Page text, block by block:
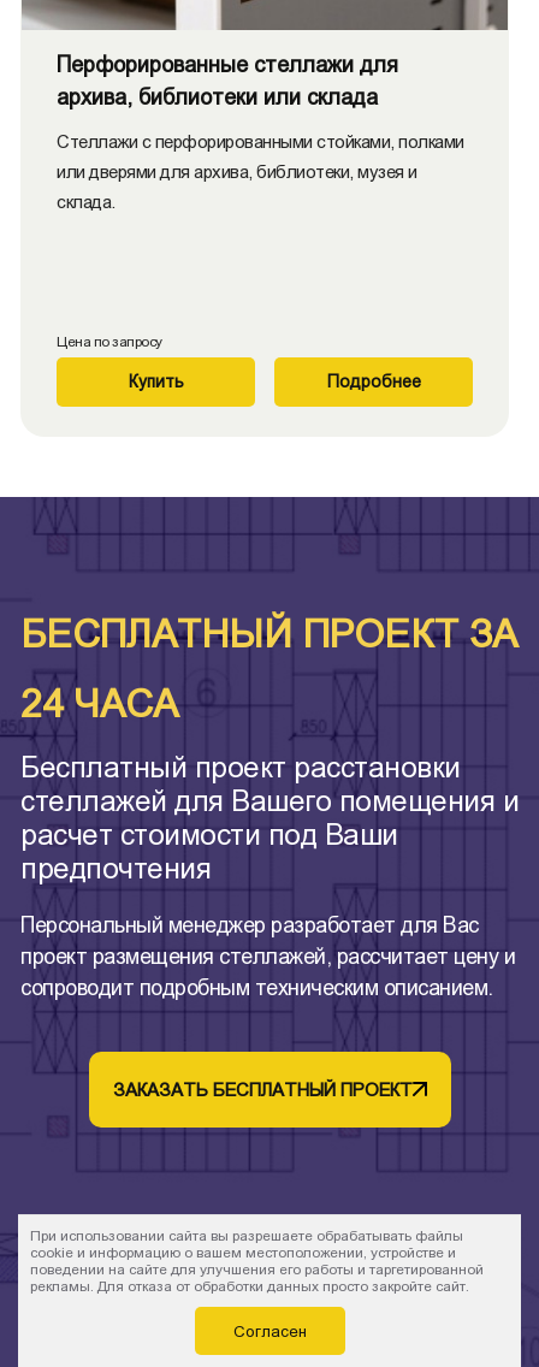
Перфорированные стеллажи для
архива, библиотеки или склада
Стеллажи с перфорированными стойками, полками
или дверями для архива, библиотеки, музея и
склада.
Цена по запросу
Купить Подробнее
БЕСПЛАТНЫЙ ПРОЕКТ ЗА
24 ЧАСА
Бесплатный проект расстановки
стеллажей для Вашего помещения и
расчет стоимости под Ваши
предпочтения
Персональный менеджер разработает для Вас
проект размещения стеллажей, рассчитает цену и
сопроводит подробным техническим описанием.
ЗАКАЗАТЬ БЕСПЛАТНЫЙ ПРОЕКТ
При использовании сайта вы разрешаете обрабатывать файлы
cookie и информацию о вашем местоположении, устройстве и
поведении на сайте для улучшения его работы и таргетированной
рекламы. Для отказа от обработки данных просто закройте сайт.
Согласен